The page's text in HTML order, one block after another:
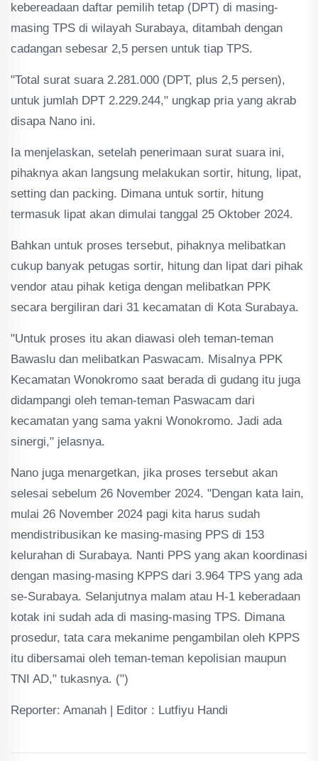
kebereadaan daftar pemilih tetap (DPT) di masing-
masing TPS di wilayah Surabaya, ditambah dengan
cadangan sebesar 2,5 persen untuk tiap TPS.
"Total surat suara 2.281.000 (DPT, plus 2,5 persen),
untuk jumlah DPT 2.229.244," ungkap pria yang akrab
disapa Nano ini.
Ia menjelaskan, setelah penerimaan surat suara ini,
pihaknya akan langsung melakukan sortir, hitung, lipat,
setting dan packing. Dimana untuk sortir, hitung
termasuk lipat akan dimulai tanggal 25 Oktober 2024.
Bahkan untuk proses tersebut, pihaknya melibatkan
cukup banyak petugas sortir, hitung dan lipat dari pihak
vendor atau pihak ketiga dengan melibatkan PPK
secara bergiliran dari 31 kecamatan di Kota Surabaya.
"Untuk proses itu akan diawasi oleh teman-teman
Bawaslu dan melibatkan Paswacam. Misalnya PPK
Kecamatan Wonokromo saat berada di gudang itu juga
didampangi oleh teman-teman Paswacam dari
kecamatan yang sama yakni Wonokromo. Jadi ada
sinergi," jelasnya.
Nano juga menargetkan, jika proses tersebut akan
selesai sebelum 26 November 2024. "Dengan kata lain,
mulai 26 November 2024 pagi kita harus sudah
mendistribusikan ke masing-masing PPS di 153
kelurahan di Surabaya. Nanti PPS yang akan koordinasi
dengan masing-masing KPPS dari 3.964 TPS yang ada
se-Surabaya. Selanjutnya malam atau H-1 keberadaan
kotak ini sudah ada di masing-masing TPS. Dimana
prosedur, tata cara mekanime pengambilan oleh KPPS
itu dibersamai oleh teman-teman kepolisian maupun
TNI AD," tukasnya. (")
Reporter: Amanah | Editor : Lutfiyu Handi